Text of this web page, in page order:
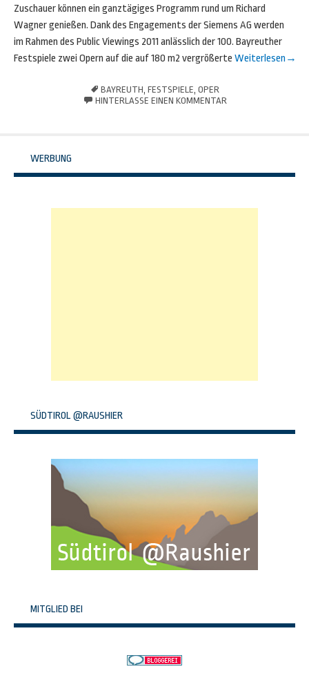
Zuschauer können ein ganztägiges Programm rund um Richard
Wagner genießen. Dank des Engagements der Siemens AG werden
im Rahmen des Public Viewings 2011 anlässlich der 100. Bayreuther
Festspiele zwei Opern auf die auf 180 m2 vergrößerte Weiterlesen →
BAYREUTH, FESTSPIELE, OPER
HINTERLASSE EINEN KOMMENTAR
WERBUNG
SÜDTIROL @RAUSHIER
MITGLIED BEI